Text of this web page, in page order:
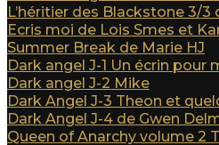
L’héritier des Blackstone 3/
Ecris moi de Lois Smes et
Summer Break de Marie HJ
Dark angel J-1 Un écrin pour
Dark angel J-2 Mike
Dark Angel J-3 Theon et
Dark Angel J-4 de Gwen
Queen of Anarchy volume 2